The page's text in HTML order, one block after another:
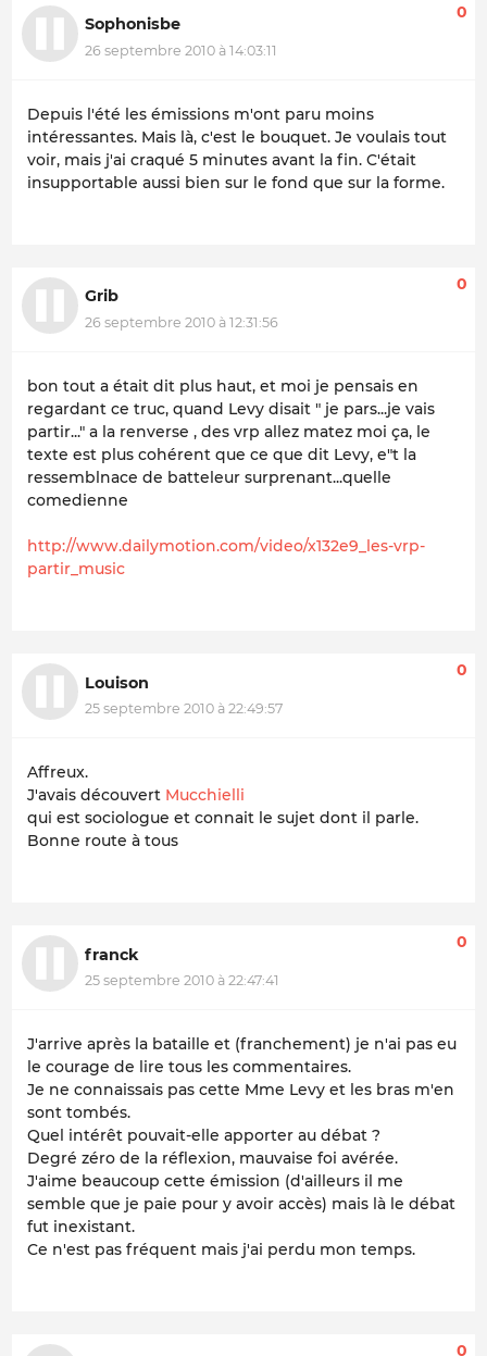
Sophonisbe
26 septembre 2010 à 14:03:11
0
Depuis l'été les émissions m'ont paru moins
intéressantes. Mais là, c'est le bouquet. Je voulais tout
voir, mais j'ai craqué 5 minutes avant la fin. C'était
insupportable aussi bien sur le fond que sur la forme.
Grib
26 septembre 2010 à 12:31:56
0
bon tout a était dit plus haut, et moi je pensais en
regardant ce truc, quand Levy disait " je pars...je vais
partir..." a la renverse , des vrp allez matez moi ça, le
texte est plus cohérent que ce que dit Levy, e"t la
ressemblnace de batteleur surprenant...quelle
comedienne
http://www.dailymotion.com/video/x132e9_les-vrp-
partir_music
Louison
25 septembre 2010 à 22:49:57
0
Affreux.
J'avais découvert Mucchielli
qui est sociologue et connait le sujet dont il parle.
Bonne route à tous
franck
25 septembre 2010 à 22:47:41
0
J'arrive après la bataille et (franchement) je n'ai pas eu
le courage de lire tous les commentaires.
Je ne connaissais pas cette Mme Levy et les bras m'en
sont tombés.
Quel intérêt pouvait-elle apporter au débat ?
Degré zéro de la réflexion, mauvaise foi avérée.
J'aime beaucoup cette émission (d'ailleurs il me
semble que je paie pour y avoir accès) mais là le débat
fut inexistant.
Ce n'est pas fréquent mais j'ai perdu mon temps.
0